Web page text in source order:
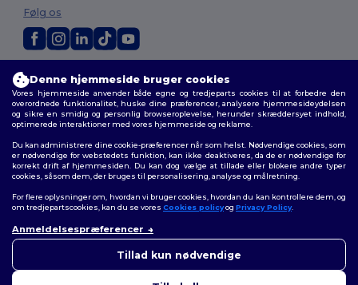
2026. Alle rettigheder forbeholdes
Vilkår og Betingelser
|Tilpasset politik | Fortrolighedspolitik| Politik for
cookies|Sitemap
Følg os
Denne hjemmeside bruger cookies
Vores hjemmeside anvender både egne og tredjeparts cookies til at forbedre den
overordnede funktionalitet, huske dine præferencer, analysere hjemmesideydelsen
og sikre en smidig og personlig browseroplevelse, herunder skræddersyet indhold,
optimerede interaktioner med vores hjemmeside og reklame.
Du kan administrere dine cookie-præferencer når som helst. Nødvendige cookies, som
er nødvendige for webstedets funktion, kan ikke deaktiveres, da de er nødvendige for
korrekt drift af hjemmesiden. Du kan dog vælge at tillade eller blokere andre typer
cookies, såsom dem, der bruges til personalisering, analyse og målretning.
For flere oplysninger om, hvordan vi bruger cookies, hvordan du kan kontrollere dem, og
om tredjepartscookies, kan du se vores Cookies policyog Privacy Policy.
Anmeldelsespræferencer
Tillad kun nødvendige
bekymringer, kan du kontakte